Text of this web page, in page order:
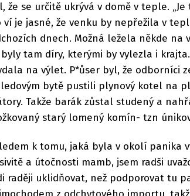
že se určitě ukrývá v domě v teple.
ví je jasné, že venku by nepřežila v
dnech. Možná ležela někde na
tam díry, kterými by vylezla i
na výlet. P*ůser byl, že odborníci
bytě pustili plynový kotel na
Takže barák zůstal studený a
starý lomený komín- tzn
k tomu, jaká byla v okolí panika
a útočnosti mamb, jsem radši
raději uklidňovat, než podporovat tu